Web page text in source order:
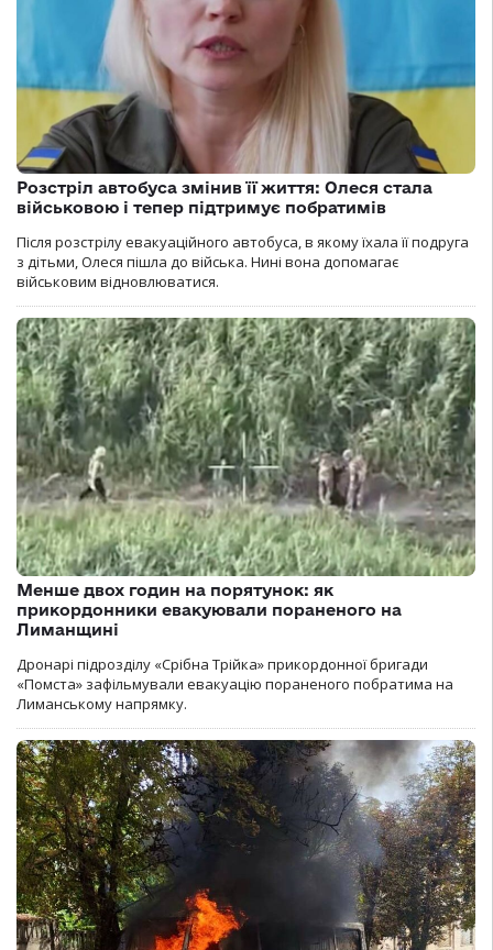
Розстріл автобуса змінив її життя: Олеся стала
військовою і тепер підтримує побратимів
Після розстрілу евакуаційного автобуса, в якому їхала її подруга
з дітьми, Олеся пішла до війська. Нині вона допомагає
військовим відновлюватися.
Менше двох годин на порятунок: як
прикордонники евакуювали пораненого на
Лиманщині
Дронарі підрозділу «Срібна Трійка» прикордонної бригади
«Помста» зафільмували евакуацію пораненого побратима на
Лиманському напрямку.